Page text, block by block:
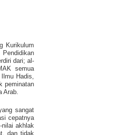
Kurikulum
dari; al-
semua
Hadis,
peminatan
Arab.
sangat
cepatnya
nilai akhlak
dan tidak